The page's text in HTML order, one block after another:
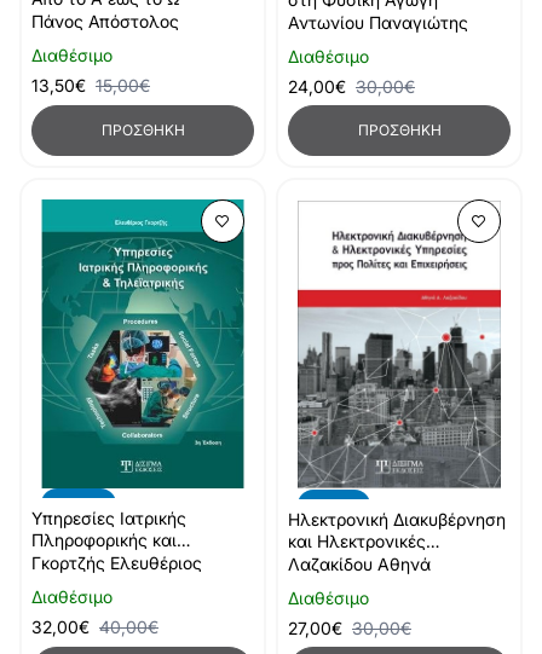
Διαθέσιμο
Πάνος Απόστολος
13,50€ 15,00€
ΠΡΟΣΘΉΚΗ
Διαθέσιμο
Αντωνίου Παναγιώτης
24,00€ 30,00€
ΠΡΟΣΘΉΚΗ
Διαθέσιμο
Υπηρεσίες Ιατρικής
Πληροφορικής και
Τηλεϊατρικής
Γκορτζής Ελευθέριος
32,00€ 40,00€
-10%
Διαθέσιμο
Ηλεκτρονική Διακυβέρνηση
και Ηλεκτρονικές
Υπηρεσίες (3η Έκδοση)
Λαζακίδου Αθηνά
27,00€ 30,00€